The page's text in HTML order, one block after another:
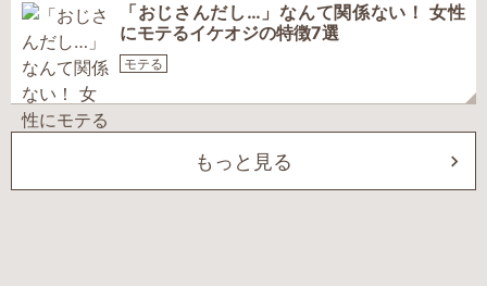
「おじさんだし…」なんて関係ない！ 女性
にモテるイケオジの特徴7選
モテる
もっと見る